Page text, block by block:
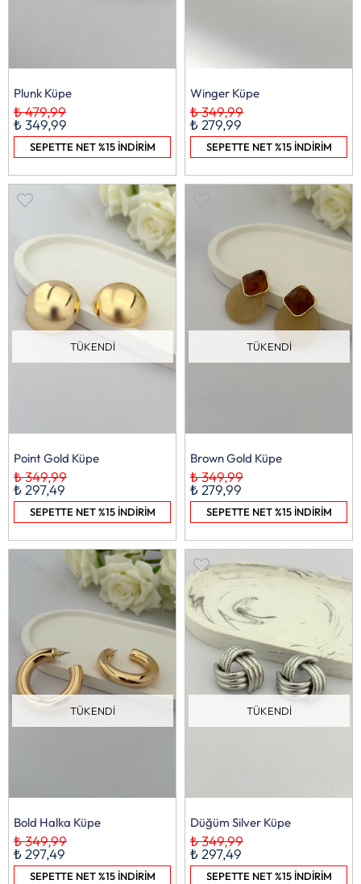
Plunk Küpe
₺ 349,99
₺ 479,99
SEPETTE NET %15 İNDİRİM
Winger Küpe
₺ 279,99
₺ 349,99
SEPETTE NET %15 İNDİRİM
TÜKENDI
Point Gold Küpe
₺ 297,49
₺ 349,99
SEPETTE NET %15 İNDİRİM
TÜKENDI
Brown Gold Küpe
₺ 279,99
₺ 349,99
SEPETTE NET %15 İNDİRİM
TÜKENDI
Bold Halka Küpe
₺ 297,49
₺ 349,99
SEPETTE NET %15 İNDİRİM
TÜKENDI
Düğüm Silver Küpe
₺ 297,49
₺ 349,99
SEPETTE NET %15 İNDİRİM